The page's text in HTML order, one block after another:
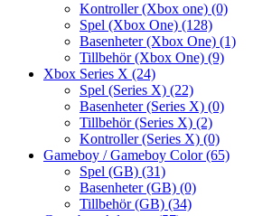
Kontroller (Xbox one) (0)
Spel (Xbox One) (128)
Basenheter (Xbox One) (1)
Tillbehör (Xbox One) (9)
Xbox Series X (24)
Spel (Series X) (22)
Basenheter (Series X) (0)
Tillbehör (Series X) (2)
Kontroller (Series X) (0)
Gameboy / Gameboy Color(65)
Spel (GB) (31)
Basenheter (GB) (0)
Tillbehör (GB) (34)